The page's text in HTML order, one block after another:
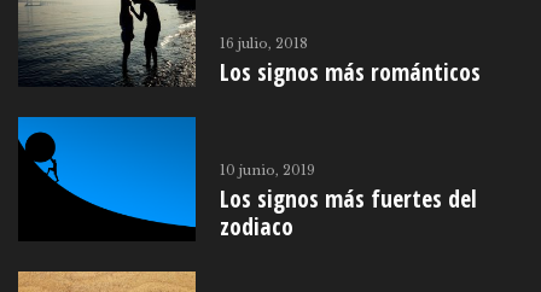
16 julio, 2018
Los signos más románticos
10 junio, 2019
Los signos más fuertes del
zodiaco